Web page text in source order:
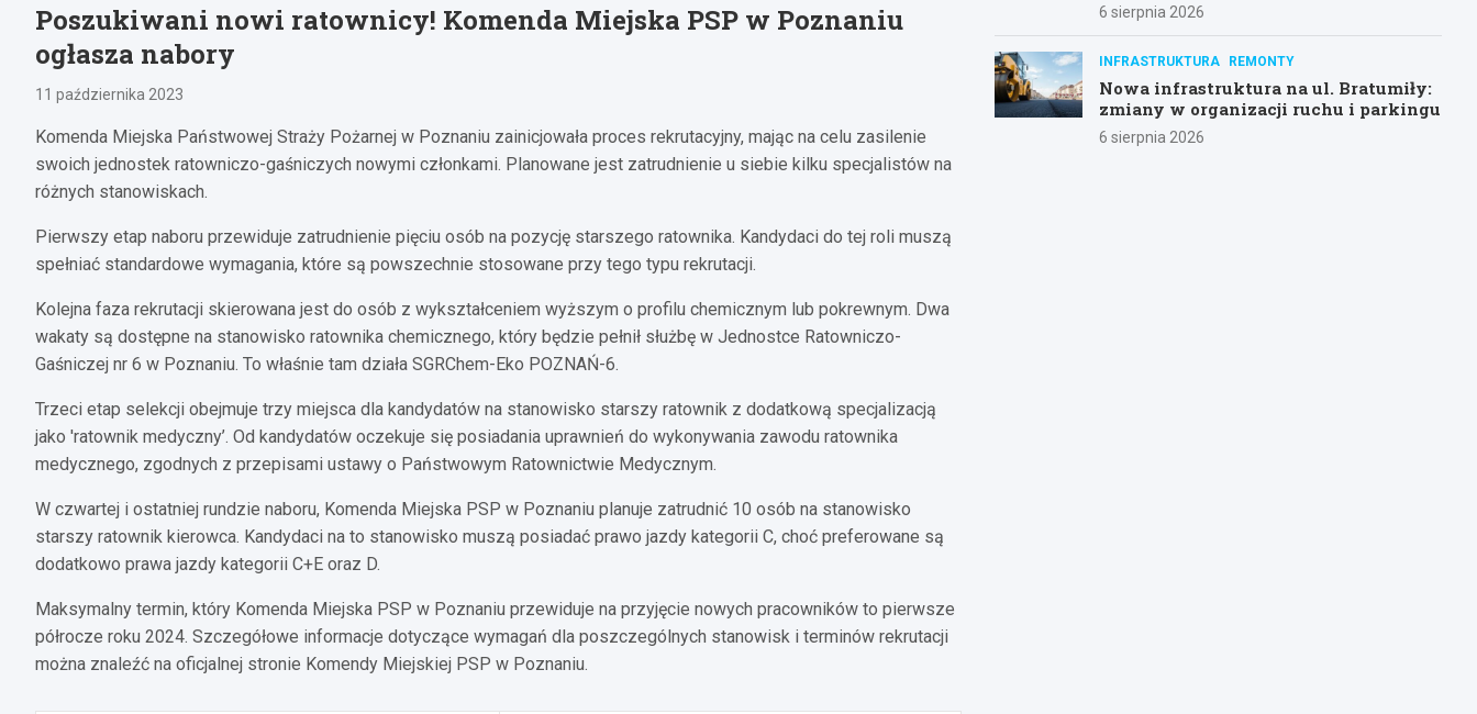
Poszukiwani nowi ratownicy! Komenda Miejska PSP w Poznaniu
ogłasza nabory
11 października 2023
Komenda Miejska Państwowej Straży Pożarnej w Poznaniu zainicjowała proces rekrutacyjny, mając na celu zasilenie
swoich jednostek ratowniczo-gaśniczych nowymi członkami. Planowane jest zatrudnienie u siebie kilku specjalistów na
różnych stanowiskach.
Pierwszy etap naboru przewiduje zatrudnienie pięciu osób na pozycję starszego ratownika. Kandydaci do tej roli muszą
spełniać standardowe wymagania, które są powszechnie stosowane przy tego typu rekrutacji.
Kolejna faza rekrutacji skierowana jest do osób z wykształceniem wyższym o profilu chemicznym lub pokrewnym. Dwa
wakaty są dostępne na stanowisko ratownika chemicznego, który będzie pełnił służbę w Jednostce Ratowniczo-
Gaśniczej nr 6 w Poznaniu. To właśnie tam działa SGRChem-Eko POZNAŃ-6.
Trzeci etap selekcji obejmuje trzy miejsca dla kandydatów na stanowisko starszy ratownik z dodatkową specjalizacją
jako 'ratownik medyczny’. Od kandydatów oczekuje się posiadania uprawnień do wykonywania zawodu ratownika
medycznego, zgodnych z przepisami ustawy o Państwowym Ratownictwie Medycznym.
W czwartej i ostatniej rundzie naboru, Komenda Miejska PSP w Poznaniu planuje zatrudnić 10 osób na stanowisko
starszy ratownik kierowca. Kandydaci na to stanowisko muszą posiadać prawo jazdy kategorii C, choć preferowane są
dodatkowo prawa jazdy kategorii C+E oraz D.
Maksymalny termin, który Komenda Miejska PSP w Poznaniu przewiduje na przyjęcie nowych pracowników to pierwsze
półrocze roku 2024. Szczegółowe informacje dotyczące wymagań dla poszczególnych stanowisk i terminów rekrutacji
można znaleźć na oficjalnej stronie Komendy Miejskiej PSP w Poznaniu.
6 sierpnia 2026
INFRASTRUKTURA REMONTY
Nowa infrastruktura na ul. Bratumiły:
zmiany w organizacji ruchu i parkingu
6 sierpnia 2026